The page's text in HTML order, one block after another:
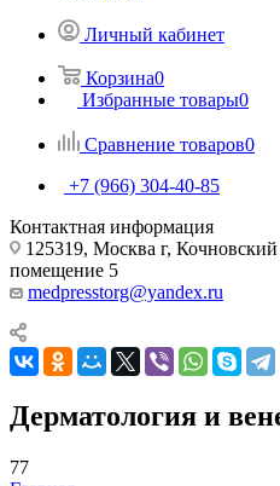
Личный кабинет
Корзина0
Избранные товары0
Сравнение товаров0
+7 (966) 304-40-85
Контактная информация
125319, Москва г,
помещение 5
medpresstorg@yandex.ru
Дерматология и
77